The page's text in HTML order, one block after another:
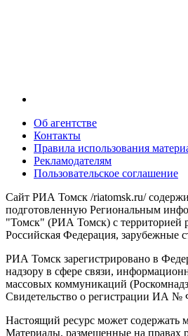
Об агентстве
Контакты
Правила использования
Рекламодателям
Пользовательское соглашение
Сайт РИА Томск /riatomsk.ru/
подготовленную Региональным
"Томск" (РИА Томск) с территорией
Российская Федерация, зарубежные
РИА Томск зарегистрировано в
надзору в сфере связи,
массовых коммуникаций
Свидетельство о регистрации ИА №
Настоящий ресурс может содержать
Материалы, размещенные на правах